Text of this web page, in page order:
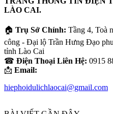
của
bạn
LÀO CAI.
🏠 Trụ Sở Chính: Tầng 4, Toà
công - Đại lộ Trần Hưng Đạo
tỉnh Lào Cai
☎ Điện Thoại Liên Hệ: 0915
📩 Email:
hiephoidulichlaocai@gmail.com